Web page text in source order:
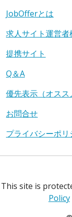
JobOfferとは
求人サイト運営者
提携サイト
Q＆A
優先表示（オスス
お問合せ
プライバシーポリ
This site is
Policy